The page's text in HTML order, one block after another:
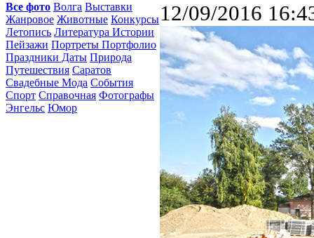
Все фото Волга Выставки
Жанровое Животные Конкурсы
Летопись Литература Истории
Пейзажи Портреты Портфолио
Праздники Даты Природа
Путешествия Саратов
Свадебные Мода События
Спорт Справочная Фотографы
Энгельс Юмор
12/09/2016